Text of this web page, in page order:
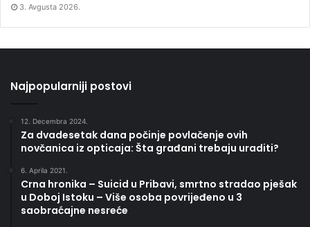
3. Avgusta 2026.
Najpopularniji postovi
12. Decembra 2024.
Za dvadesetak dana počinje povlačenje ovih
novčanica iz opticaja: Šta građani trebaju uraditi?
6. Aprila 2021.
Crna hronika – Suicid u Pribavi, smrtno stradao pješak
u Doboj Istoku – Više osoba povrijeđeno u 3
saobraćajne nesreće